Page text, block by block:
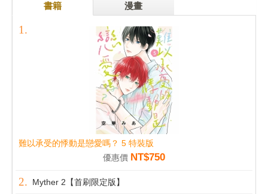
書籍 漫畫
難以承受的悸動是戀愛嗎？ 5 特裝版
優惠價 NT$750
Myther 2【首刷限定版】